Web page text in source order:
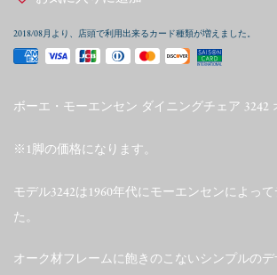
2018/08月より、店頭で利用出来るカード種類が増えました。
ボーエ・モーエンセン ダイニングチェア 3242
※1脚の価格になります。
モデル3242は1960年代にモーエンセンによっ
た。
オーク材フレームに飽きのこないシンプルのデ